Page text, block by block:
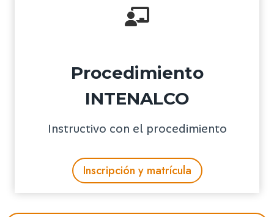
Procedimiento
INTENALCO
Instructivo con el procedimiento
Inscripción y matrícula